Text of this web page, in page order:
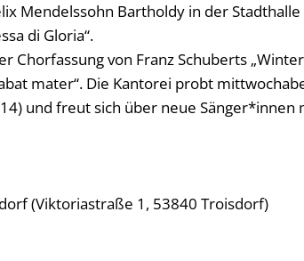
Mendelssohn Bartholdy in der
di Gloria“.
Chorfassung von Franz Schuberts
mater“. Die Kantorei probt
und freut sich über neue Sänger*innen
(Viktoriastraße 1, 53840 Troisdorf)